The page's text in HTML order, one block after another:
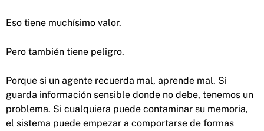
Eso tiene muchísimo valor.
Pero también tiene peligro.
Porque si un agente recuerda mal, aprende mal. Si
guarda información sensible donde no debe, tenemos un
problema. Si cualquiera puede contaminar su memoria,
el sistema puede empezar a comportarse de formas